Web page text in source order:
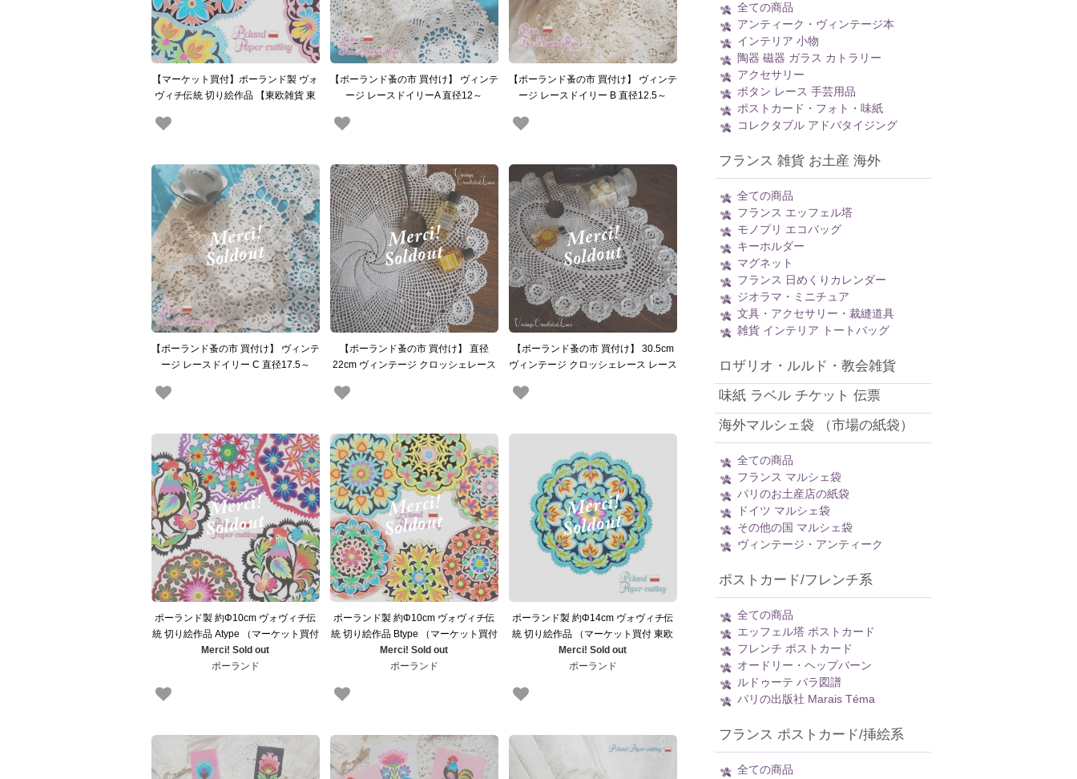
【マーケット買付】ポーランド製 ヴォ
ヴィチ伝統 切り絵作品 【東欧雑貨 東
【ポーランド蚤の市 買付け】 ヴィンテ
ージ レースドイリーA 直径12～
【ポーランド蚤の市 買付け】 ヴィンテ
ージ レースドイリー B 直径12.5～
【ポーランド蚤の市 買付け】 ヴィンテ
ージ レースドイリー C 直径17.5～
【ポーランド蚤の市 買付け】 直径
22cm ヴィンテージ クロッシェレース
【ポーランド蚤の市 買付け】 30.5cm
ヴィンテージ クロッシェレース レース
ポーランド製 約Φ10cm ヴォヴィチ伝
統 切り絵作品 Atype （マーケット買付
東欧雑貨 東ヨーロッパ）
Merci! Sold out
ポーランド
ポーランド製 約Φ10cm ヴォヴィチ伝
統 切り絵作品 Btype （マーケット買付
東欧雑貨 東ヨーロッパ）
Merci! Sold out
ポーランド
ポーランド製 約Φ14cm ヴォヴィチ伝
統 切り絵作品 （マーケット買付 東欧
雑貨 東ヨーロッパ）
Merci! Sold out
ポーランド
全ての商品
アンティーク・ヴィンテージ本
インテリア 小物
陶器 磁器 ガラス カトラリー
アクセサリー
ボタン レース 手芸用品
ポストカード・フォト・味紙
コレクタブル アドバタイジング
フランス 雑貨 お土産 海外
全ての商品
フランス エッフェル塔
モノプリ エコバッグ
キーホルダー
マグネット
フランス 日めくりカレンダー
ジオラマ・ミニチュア
文具・アクセサリー・裁縫道具
雑貨 インテリア トートバッグ
ロザリオ・ルルド・教会雑貨
味紙 ラベル チケット 伝票
海外マルシェ袋 （市場の紙袋）
全ての商品
フランス マルシェ袋
パリのお土産店の紙袋
ドイツ マルシェ袋
その他の国 マルシェ袋
ヴィンテージ・アンティーク
ポストカード/フレンチ系
全ての商品
エッフェル塔 ポストカード
フレンチ ポストカード
オードリー・ヘップバーン
ルドゥーテ バラ図譜
パリの出版社 Marais Téma
フランス ポストカード/挿絵系
全ての商品